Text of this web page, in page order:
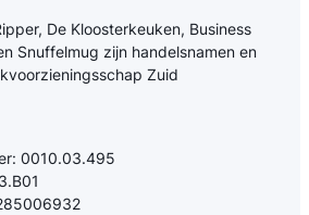
De Kloosterkeuken, Business
Snuffelmug zijn handelsnamen en
Zuid
0010.03.495